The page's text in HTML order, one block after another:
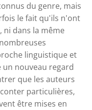
du genre, mais
le fait qu'ils n'ont
ni dans la même
linguistique et
nouveau regard
que les auteurs
particulières,
être mises en